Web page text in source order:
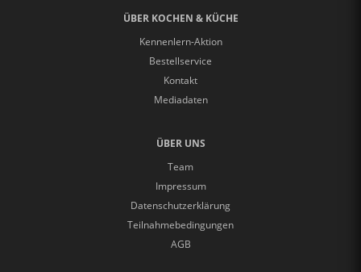
ÜBER KOCHEN & KÜCHE
Kennenlern-Aktion
Bestellservice
Kontakt
Mediadaten
ÜBER UNS
Team
Impressum
Datenschutzerklärung
Teilnahmebedingungen
AGB